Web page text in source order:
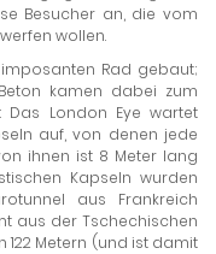
Besucher an, die vom
wollen.
Rad gebaut;
kamen dabei zum
Das London Eye wartet
auf, von denen jede
ihnen ist 8 Meter lang
Kapseln wurden
aus Frankreich
aus der Tschechischen
Metern (und ist damit